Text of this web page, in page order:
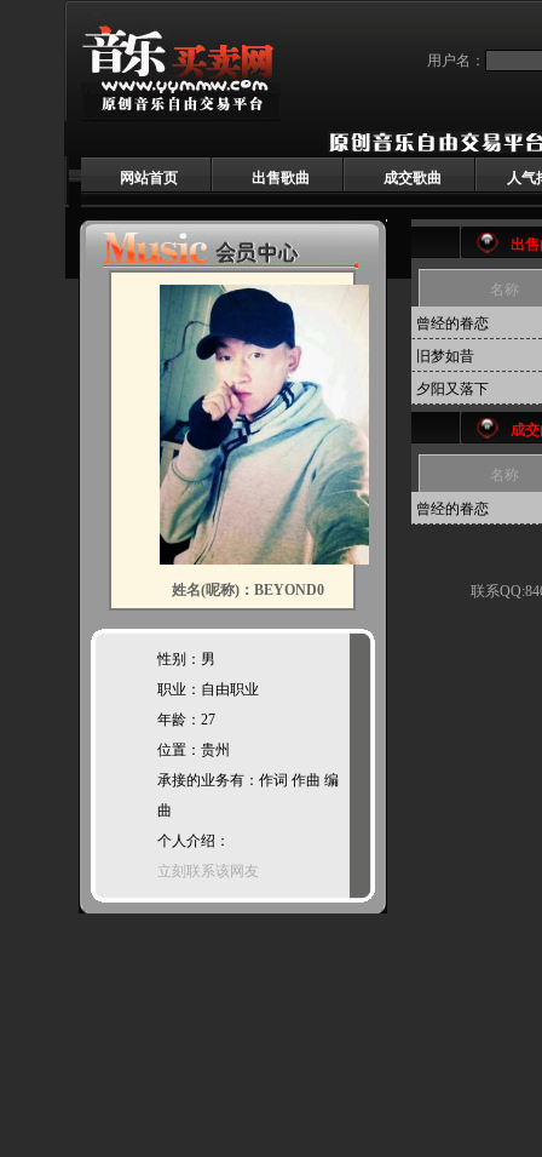
用户名：
网站首页 出售歌曲 成交歌曲 人气
姓名(呢称)：BEYOND0
性别：男
职业：自由职业
年龄：27
位置：贵州
承接的业务有：作词 作曲 编
曲
个人介绍：
立刻联系该网友
出
名称
曾经的眷恋
旧梦如昔
夕阳又落下
成
名称
曾经的眷恋
联系